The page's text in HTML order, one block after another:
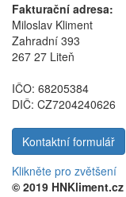
Fakturační adresa:
Miloslav Kliment
Zahradní 393
267 27 Liteň
IČO: 68205384
DIČ: CZ7204240626
Kontaktní formulář
Klikněte pro zvětšení
© 2019 HNKliment.cz